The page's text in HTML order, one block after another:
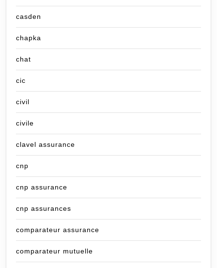
casden
chapka
chat
cic
civil
civile
clavel assurance
cnp
cnp assurance
cnp assurances
comparateur assurance
comparateur mutuelle